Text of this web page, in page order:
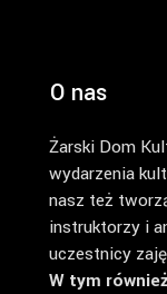
O nas
Żarski Dom
wydarzenia
nasz też
instruktorzy i
uczestnicy
W tym